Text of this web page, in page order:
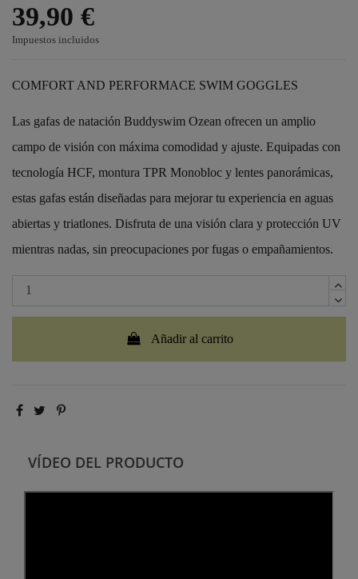
39,90 €
Impuestos incluidos
COMFORT AND PERFORMACE SWIM GOGGLES
Las gafas de natación Buddyswim Ozean ofrecen un amplio
campo de visión con máxima comodidad y ajuste. Equipadas con
tecnología HCF, montura TPR Monobloc y lentes panorámicas,
estas gafas están diseñadas para mejorar tu experiencia en aguas
abiertas y triatlones. Disfruta de una visión clara y protección UV
mientras nadas, sin preocupaciones por fugas o empañamientos.
Añadir al carrito
VÍDEO DEL PRODUCTO